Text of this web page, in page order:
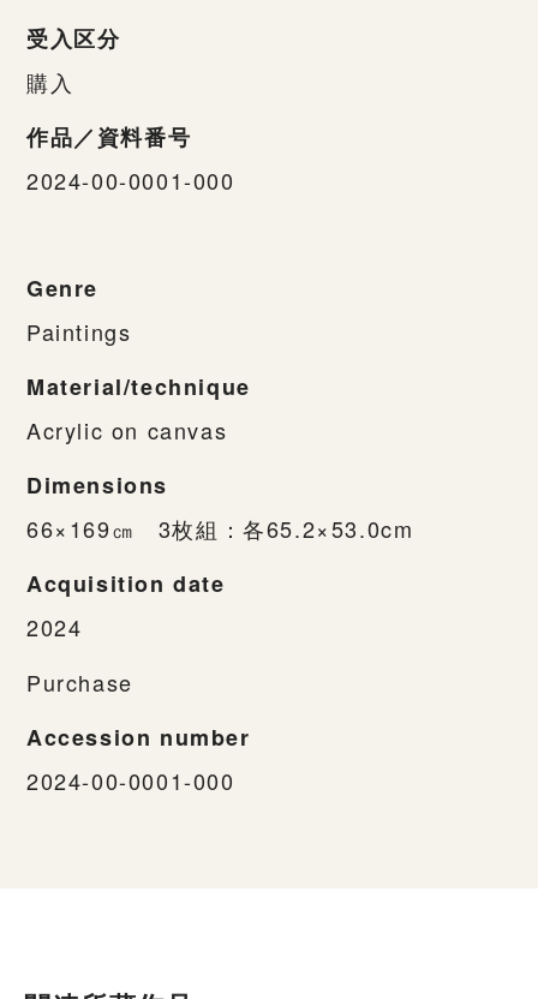
受入区分
購入
作品／資料番号
2024-00-0001-000
Genre
Paintings
Material/technique
Acrylic on canvas
Dimensions
66×169㎝ 3枚組：各65.2×53.0cm
Acquisition date
2024
Purchase
Accession number
2024-00-0001-000